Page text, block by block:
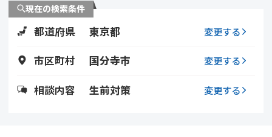
現在の検索条件
都道府県 東京都 変更する
市区町村 国分寺市 変更する
相談内容 生前対策 変更する